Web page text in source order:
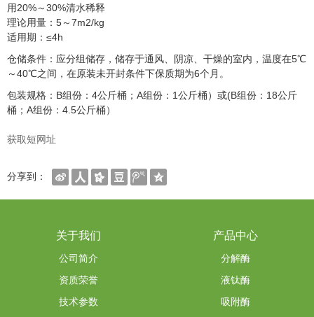
用20%～30%清水稀释
理论用量：5～7m2/kg
适用期：≤4h
仓储条件：应分组储存，储存于通风、阴凉、干燥的室内，温度在5℃
～40℃之间，在原装未开封条件下保质期为6个月。
包装规格：B组份：4公斤桶；A组份：1公斤桶）或(B组份：18公斤
桶；A组份：4.5公斤桶）
获取短网址
分享到：
关于我们
公司简介
资质荣誉
技术参数
产品中心
分解酶
液钛酶
吸附酶